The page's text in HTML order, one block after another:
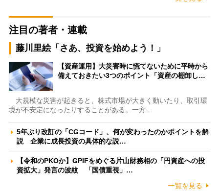
注目の著者・連載
藤川里絵「さあ、投資を始めよう！」
【資産運用】大災害時に慌てないために平時から
備えておきたい3つのポイント「資産の棚卸し…
大規模な災害が起きると、株式市場が大きく動いたり、取引環
境が不安定になったりすることがある。一方…
5年ぶり改訂の「CGコード」、何が変わったのかポイントを解
説 企業に成長投資の具体的な説…
【令和のPKOか】GPIFをめぐる片山財務相の「円資産への投
資拡大」発言の波紋 「国債重視」…
一覧を見る